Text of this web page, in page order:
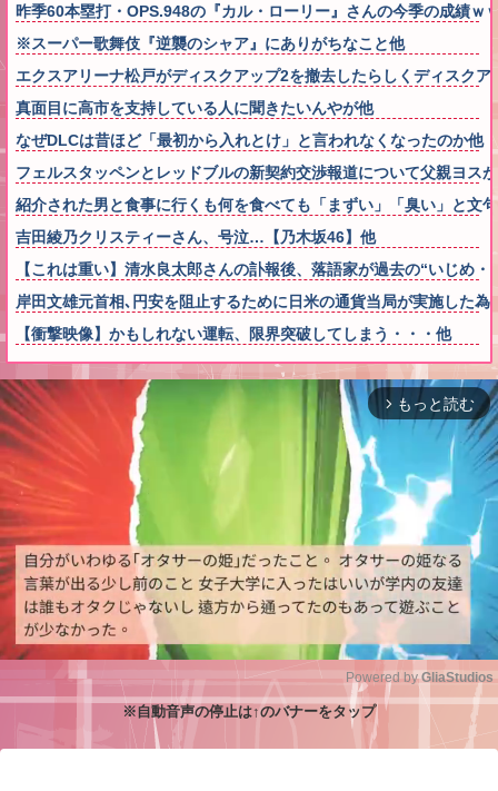
昨季60本塁打・OPS.948の『カル・ローリー』さんの今季の成績ｗ
※スーパー歌舞伎『逆襲のシャア』にありがちなこと他
エクスアリーナ松戸がディスクアップ2を撤去したらしくディスク
真面目に高市を支持している人に聞きたいんやが他
なぜDLCは昔ほど「最初から入れとけ」と言われなくなったのか他
フェルスタッペンとレッドブルの新契約交渉報道について父親ヨス
紹介された男と食事に行くも何を食べても「まずい」「臭い」と
吉田綾乃クリスティーさん、号泣…【乃木坂46】他
【これは重い】清水良太郎さんの訃報後、落語家が過去の“いじめ・
岸田文雄元首相､円安を阻止するために日米の通貨当局が実施した
【衝撃映像】かもしれない運転、限界突破してしまう・・・他
arrow_forward_ios もっと読む
Powered by GliaStudios
※自動音声の停止は↑のバナーをタップ